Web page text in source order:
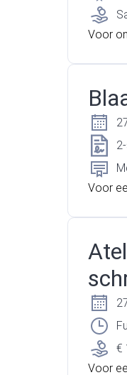
Voor
an
Voor
assen,
aging
€
Voor